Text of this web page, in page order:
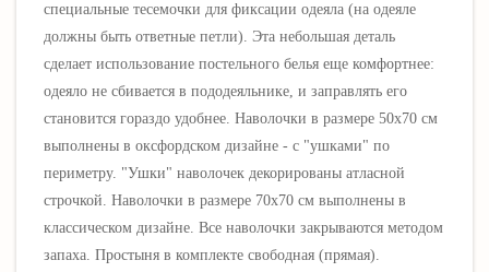
специальные тесемочки для фиксации одеяла (на одеяле
должны быть ответные петли). Эта небольшая деталь
сделает использование постельного белья еще комфортнее:
одеяло не сбивается в пододеяльнике, и заправлять его
становится гораздо удобнее. Наволочки в размере 50х70 см
выполнены в оксфордском дизайне - с "ушками" по
периметру. "Ушки" наволочек декорированы атласной
строчкой. Наволочки в размере 70х70 см выполнены в
классическом дизайне. Все наволочки закрываются методом
запаха. Простыня в комплекте свободная (прямая).